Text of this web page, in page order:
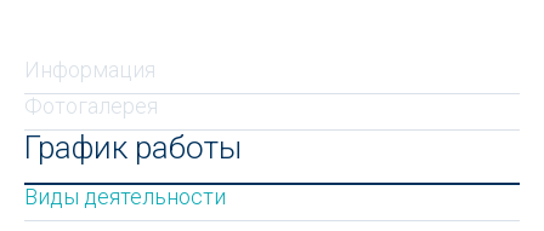
Информация
Фотогалерея
График работы
Виды деятельности